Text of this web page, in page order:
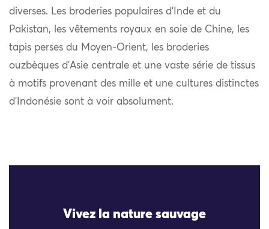
diverses. Les broderies populaires d’Inde et du
Pakistan, les vêtements royaux en soie de Chine, les
tapis perses du Moyen-Orient, les broderies
ouzbèques d’Asie centrale et une vaste série de tissus
à motifs provenant des mille et une cultures distinctes
d’Indonésie sont à voir absolument.
Vivez la nature sauvage